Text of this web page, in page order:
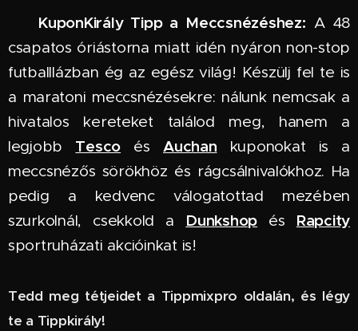
KuponKirály Tipp a Meccsnézéshez: A 48
csapatos óriástorna miatt idén nyáron non-stop
futballlázban ég az egész világ! Készülj fel te is
a maratoni meccsnézésekre: nálunk nemcsak a
hivatalos kereteket találod meg, hanem a
legjobb Tesco ésAuchan kuponokat is a
meccsnézős sörökhöz és rágcsálnivalókhoz. Ha
pedig a kedvenc válogatottad mezében
szurkolnál, csekkold a Dunkshop és Rapcity
sportruházati akcióinkat is!
Tedd meg tétjeidet a Tippmixpro oldalán, és légy
te a Tippkirály!